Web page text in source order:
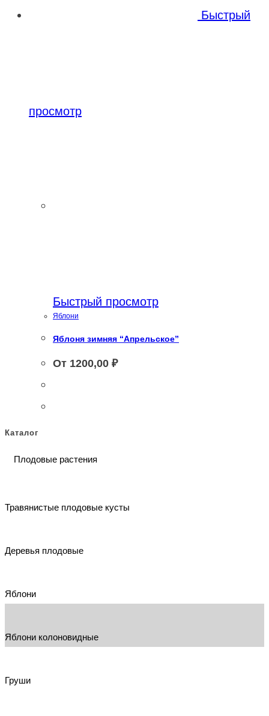
Быстрый
просмотр
Быстрый просмотр
Яблони
Яблоня зимняя “Апрельское”
От 1200,00 ₽
Каталог
Плодовые растения
Травянистые плодовые кусты
Деревья плодовые
Яблони
Яблони колоновидные
Груши